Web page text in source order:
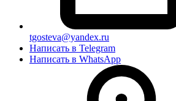
tgosteva@yandex.ru
Написать в Telegram
Написать в WhatsApp